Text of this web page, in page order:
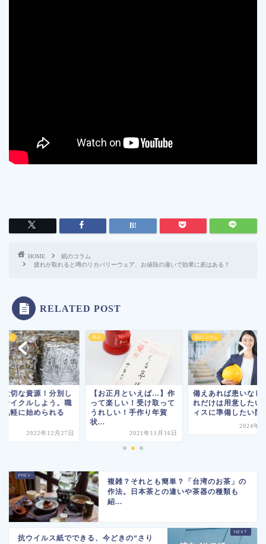
HOME
紙のコラム
疲れが取れると噂のリカバリーウェア、お値段の違いで効果に差はある？
RELATED POST
正月といえば…】作
楽しい！受け取って
しい！手作り年賀
2021年11月16日
紙のコラム
備えあれば患いなし！ こ
れだけは用意したいオフ
ィスに準備したい防災...
紙のコラム
紙も大切な資源！分
てリサイクルしよう
場で気軽に始められ
複雑？それとも簡単？「台湾のお茶」の
作法。日本茶との違いや茶器の種類も
紹...
抗ウイルス紙でできる、今どきの“さり